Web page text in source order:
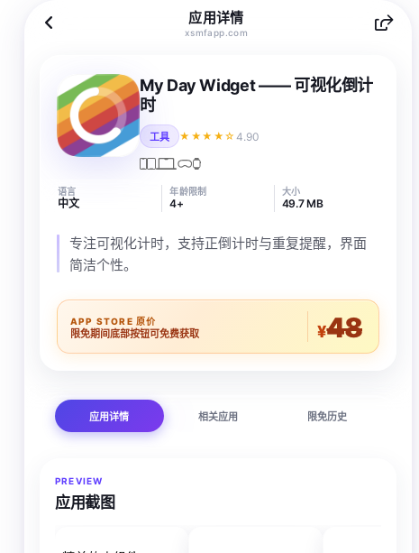
应用详情
xsmfapp.com
My Day Widget —— 可视化倒计
时
工具 ★★★★☆ 4.90
语言
中文
年龄限制
4+
大小
49.7 MB
专注可视化计时，支持正倒计时与重复提醒，界面
简洁个性。
APP STORE 原价
限免期间底部按钮可免费获取 ¥48
应用详情 相关应用 限免历史
PREVIEW
应用截图